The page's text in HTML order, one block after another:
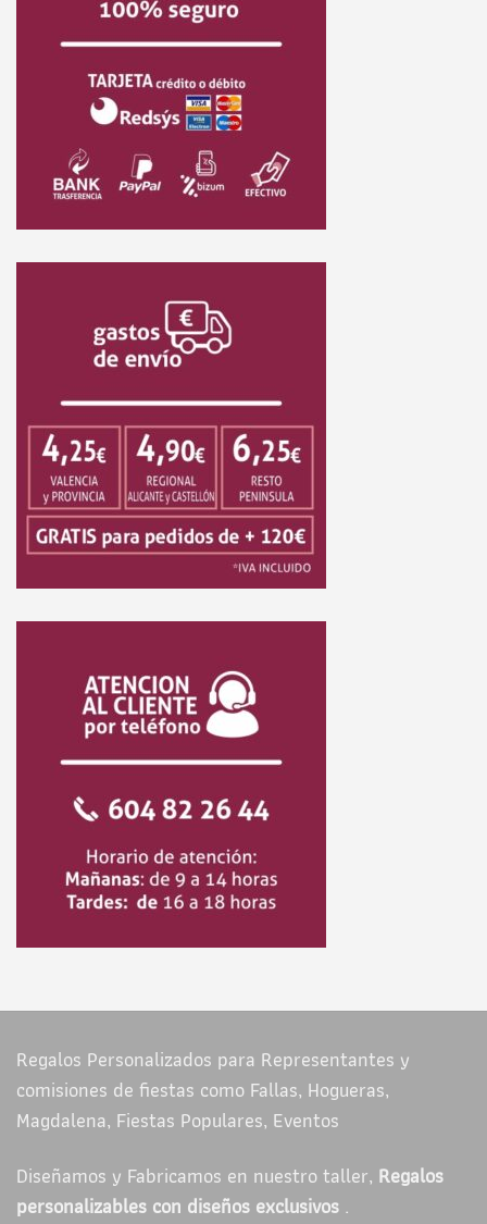
Regalos Personalizados para Representantes y
comisiones de fiestas como Fallas, Hogueras,
Magdalena, Fiestas Populares, Eventos
Diseñamos y Fabricamos en nuestro taller, Regalos
personalizables con diseños exclusivos .